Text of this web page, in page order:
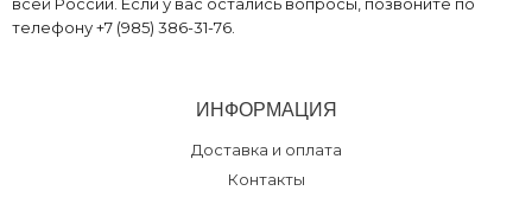
телефону +7 (985) 386-31-76.
ИНФОРМАЦИЯ
Доставка и оплата
Контакты